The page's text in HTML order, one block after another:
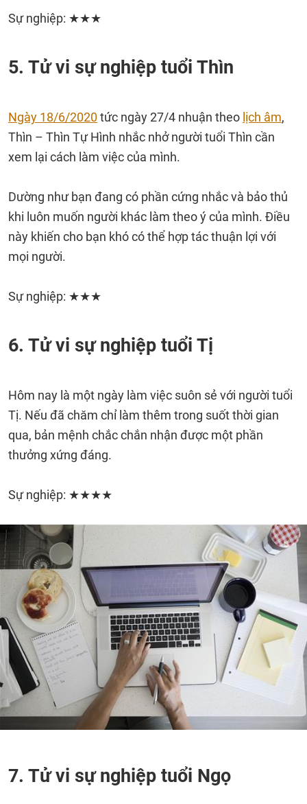
Sự nghiệp: ★★★
5. Tử vi sự nghiệp tuổi Thìn
Ngày 18/6/2020tức ngày 27/4 nhuận theo lịch âm,
Thìn – Thìn Tự Hình nhắc nhở người tuổi Thìn cần
xem lại cách làm việc của mình.
Dường như bạn đang có phần cứng nhắc và bảo thủ
khi luôn muốn người khác làm theo ý của mình. Điều
này khiến cho bạn khó có thể hợp tác thuận lợi với
mọi người.
Sự nghiệp: ★★★
6. Tử vi sự nghiệp tuổi Tị
Hôm nay là một ngày làm việc suôn sẻ với người tuổi
Tị. Nếu đã chăm chỉ làm thêm trong suốt thời gian
qua, bản mệnh chắc chắn nhận được một phần
thưởng xứng đáng.
Sự nghiệp: ★★★★
7. Tử vi sự nghiệp tuổi Ngọ